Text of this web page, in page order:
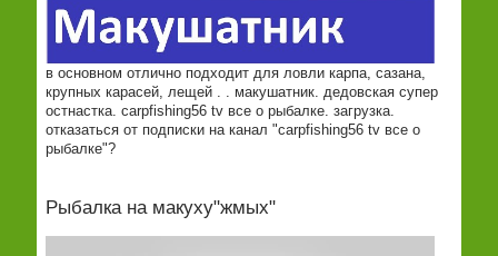
в основном отлично подходит для ловли карпа, сазана,
крупных карасей, лещей . . макушатник. дедовская супер
остнастка. carpfishing56 tv все о рыбалке. загрузка.
отказаться от подписки на канал "carpfishing56 tv все о
рыбалке"?
Рыбалка на макуху"жмых"